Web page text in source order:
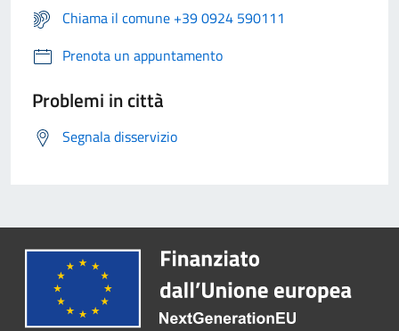
Chiama il comune +39 0924 590111
Prenota un appuntamento
Problemi in città
Segnala disservizio